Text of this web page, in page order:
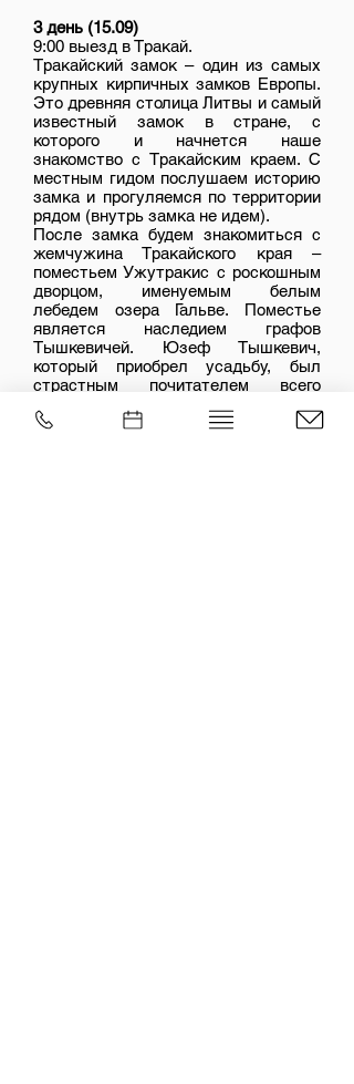
3 день (15.09)
9:00 выезд в Тракай.
Тракайский замок – один из самых
крупных кирпичных замков Европы.
Это древняя столица Литвы и самый
известный замок в стране, с
которого и начнется наше
знакомство с Тракайским краем. С
местным гидом послушаем историю
замка и прогуляемся по территории
рядом (внутрь замка не идем).
После замка будем знакомиться с
жемчужина Тракайского края –
поместьем Ужутракис с роскошным
дворцом, именуемым белым
лебедем озера Гальве. Поместье
является наследием графов
Тышкевичей. Юзеф Тышкевич,
который приобрел усадьбу, был
страстным почитателем всего
статуи, многочисленные пруды и